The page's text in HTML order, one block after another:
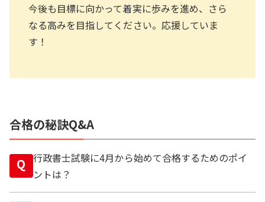
今後も目標に向かって着実に歩みを進め、さら
なる高みを目指してください。応援していま
す！
合格の秘訣Q&A
Q 行政書士試験に4月から始めて合格するためのポイ
ントは？